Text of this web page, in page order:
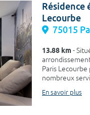
Résidence
Lecourbe
75015
13.88 km-
Paris
nombreux
En savoir plus